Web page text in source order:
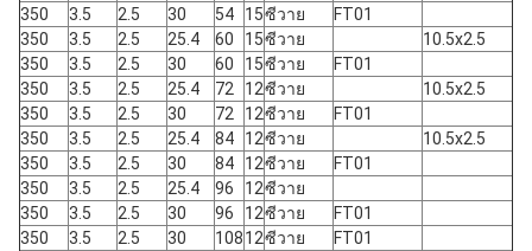
350
3.5 2.5 30 54 15ซีวาย
FT01
350
3.5 2.5 25.4 60 15ซีวาย
10.5x2.5
350
3.5 2.5 30 60 15ซีวาย
FT01
350
3.5 2.5 25.4 72 12ซีวาย
10.5x2.5
350
3.5 2.5 30 72 12ซีวาย
FT01
350
3.5 2.5 25.4 84 12ซีวาย
10.5x2.5
350
3.5 2.5 30 84 12ซีวาย
FT01
350
3.5 2.5 25.4 96 12ซีวาย
350
3.5 2.5 30 96 12ซีวาย
FT01
350
3.5 2.5 30 10812ซีวาย
FT01